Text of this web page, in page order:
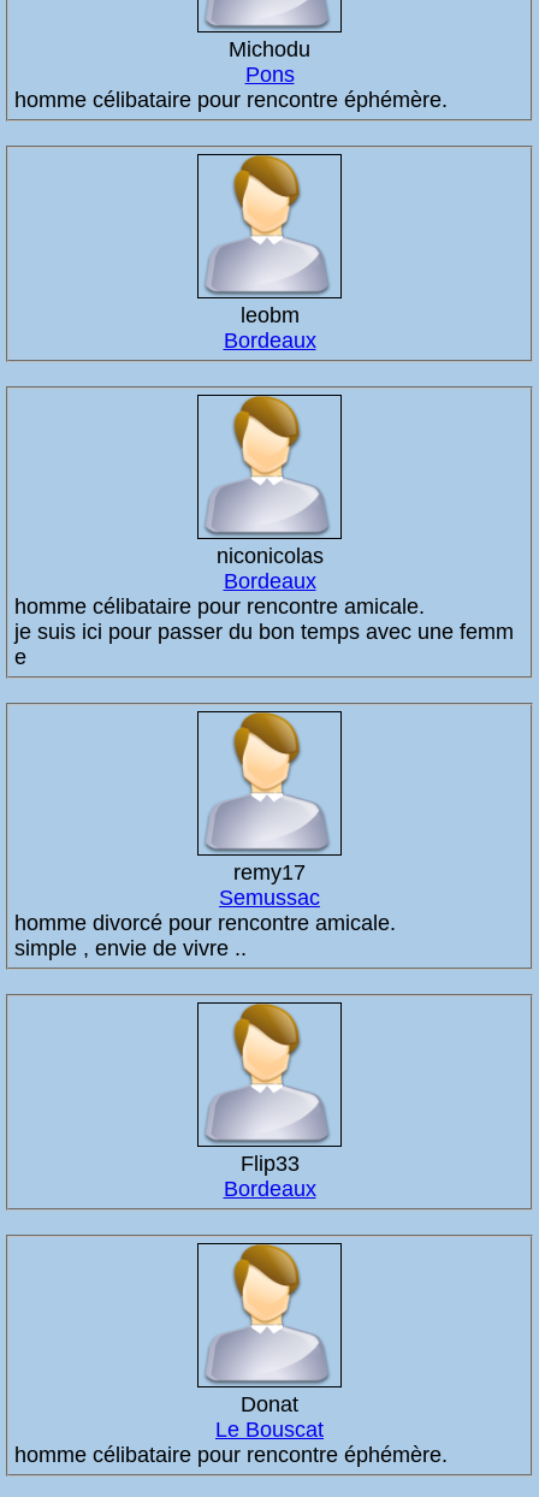
Michodu
Pons
homme célibataire pour rencontre éphémère.
leobm
Bordeaux
niconicolas
Bordeaux
homme célibataire pour rencontre amicale.
je suis ici pour passer du bon temps avec une femm
e
remy17
Semussac
homme divorcé pour rencontre amicale.
simple , envie de vivre ..
Flip33
Bordeaux
Donat
Le Bouscat
homme célibataire pour rencontre éphémère.